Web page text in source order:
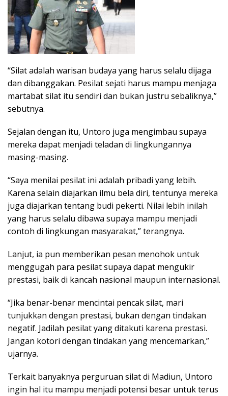
“Silat adalah warisan budaya yang harus selalu dijaga
dan dibanggakan. Pesilat sejati harus mampu menjaga
martabat silat itu sendiri dan bukan justru sebaliknya,”
sebutnya.
Sejalan dengan itu, Untoro juga mengimbau supaya
mereka dapat menjadi teladan di lingkungannya
masing-masing.
“Saya menilai pesilat ini adalah pribadi yang lebih.
Karena selain diajarkan ilmu bela diri, tentunya mereka
juga diajarkan tentang budi pekerti. Nilai lebih inilah
yang harus selalu dibawa supaya mampu menjadi
contoh di lingkungan masyarakat,” terangnya.
Lanjut, ia pun memberikan pesan menohok untuk
menggugah para pesilat supaya dapat mengukir
prestasi, baik di kancah nasional maupun internasional.
“Jika benar-benar mencintai pencak silat, mari
tunjukkan dengan prestasi, bukan dengan tindakan
negatif. Jadilah pesilat yang ditakuti karena prestasi.
Jangan kotori dengan tindakan yang mencemarkan,”
ujarnya.
Terkait banyaknya perguruan silat di Madiun, Untoro
ingin hal itu mampu menjadi potensi besar untuk terus